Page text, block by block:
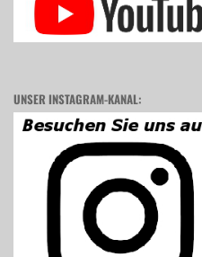
UNSER INSTAGRAM-KANAL: